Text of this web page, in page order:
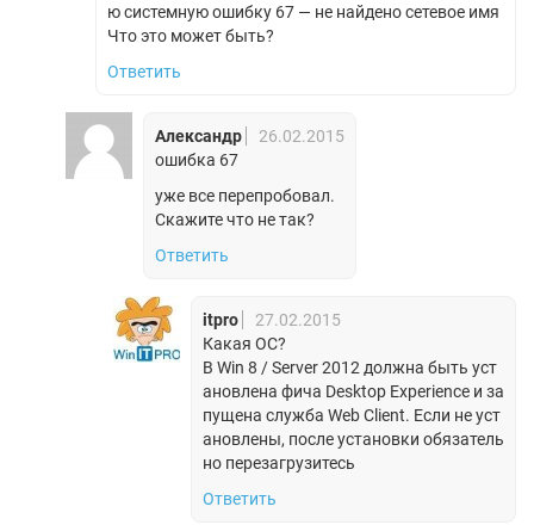
ю системную ошибку 67 — не найдено сетевое имя
Что это может быть?
Ответить
Александр
26.02.2015
ошибка 67
уже все перепробовал.
Скажите что не так?
Ответить
itpro
27.02.2015
Какая ОС?
В Win 8 / Server 2012 должна быть уст
ановлена фича Desktop Experience и за
пущена служба Web Client. Если не уст
ановлены, после установки обязатель
но перезагрузитесь
Ответить